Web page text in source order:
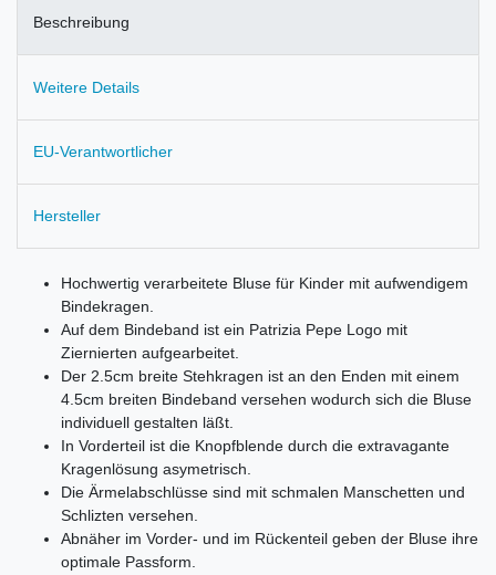
Beschreibung
Weitere Details
EU-Verantwortlicher
Hersteller
Hochwertig verarbeitete Bluse für Kinder mit aufwendigem
Bindekragen.
Auf dem Bindeband ist ein Patrizia Pepe Logo mit
Ziernierten aufgearbeitet.
Der 2.5cm breite Stehkragen ist an den Enden mit einem
4.5cm breiten Bindeband versehen wodurch sich die Bluse
individuell gestalten läßt.
In Vorderteil ist die Knopfblende durch die extravagante
Kragenlösung asymetrisch.
Die Ärmelabschlüsse sind mit schmalen Manschetten und
Schlizten versehen.
Abnäher im Vorder- und im Rückenteil geben der Bluse ihre
optimale Passform.